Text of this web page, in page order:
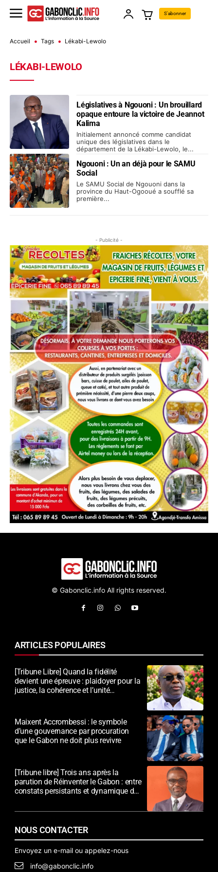
S'abonner
Accueil Tags Lékabi-Lewolo
LÉKABI-LEWOLO
Législatives à Ngouoni : Un brouillard
opaque entoure la victoire de Jeannot
Kalima
Initialement annoncé comme candidat
unique des législatives dans le
département de la Lékabi-Lewolo, le...
Ngouoni : Un an déjà pour le SAMU
Social
Le SAMU Social de Ngouoni dans la
province du Haut-Ogooué a soufflé sa
première...
- Publicité -
© Gabonclic.info All rights reserved.
ARTICLES POPULAIRES
[Tribune Libre] Quand la fidélité
devient une épreuve : plaidoyer pour la
justice, la cohérence et l’unité
Maixent Accrombessi : le symbole
d’une gouvernance par procuration
que le Gabon ne doit plus revivre
[Tribune libre] Trois ans après la
parution de Réinventer le Gabon : entre
constats persistants et dynamique de
NOUS CONTACTER
Envoyez un e-mail ou appelez-nous
info@gabonclic.info